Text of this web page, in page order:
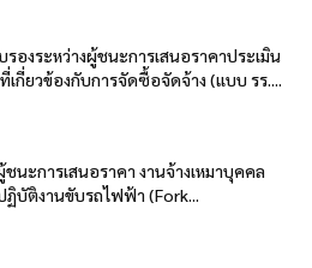
รองระหว่างผู้ชนะการเสนอราคาประเมิน
เกี่ยวข้องกับการจัดซื้อจัดจ้าง (แบบ รร....
นะการเสนอราคา งานจ้างเหมาบุคคล
บัติงานขับรถไฟฟ้า (Fork...